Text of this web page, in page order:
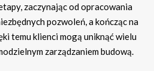
zaczynając od opracowania
pozwoleń, a kończąc na
temu klienci mogą uniknąć wielu
zarządzaniem budową.